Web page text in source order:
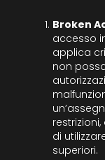
Broken
accesso
applica
non
di
superiori.